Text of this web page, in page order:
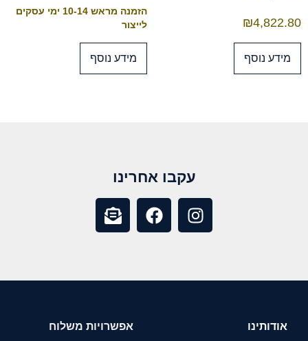
₪4,822.80
מידע נוסף
הזמנה מראש 10-14 ימי עסקים
לייצור
מידע נוסף
עקבו אחרינו
אודותינו
אפשרויות משלוח